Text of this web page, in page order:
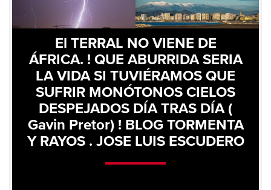
El TERRAL NO VIENE DE
ÁFRICA. ! QUE ABURRIDA SERIA
LA VIDA SI TUVIÉRAMOS QUE
SUFRIR MONÓTONOS CIELOS
DESPEJADOS DÍA TRAS DÍA (
Gavin Pretor) ! BLOG TORMENTA
Y RAYOS . JOSE LUIS ESCUDERO